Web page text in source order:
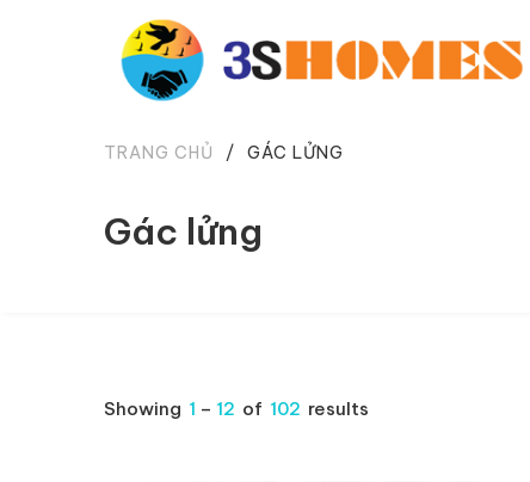
Gác lửng
TRANG CHỦ / GÁC LỬNG
Showing 1 – 12 of 102 results